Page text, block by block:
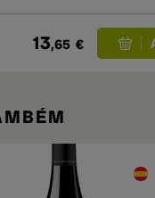
13,65 €